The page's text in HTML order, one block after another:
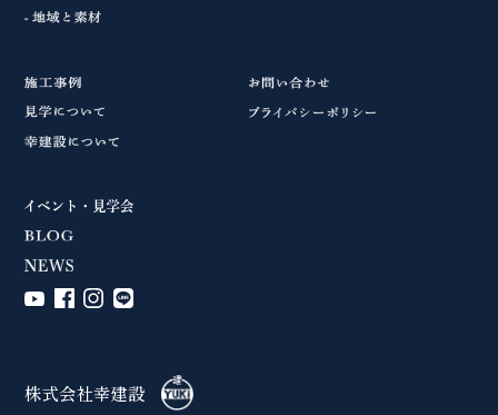
株式会社幸建設